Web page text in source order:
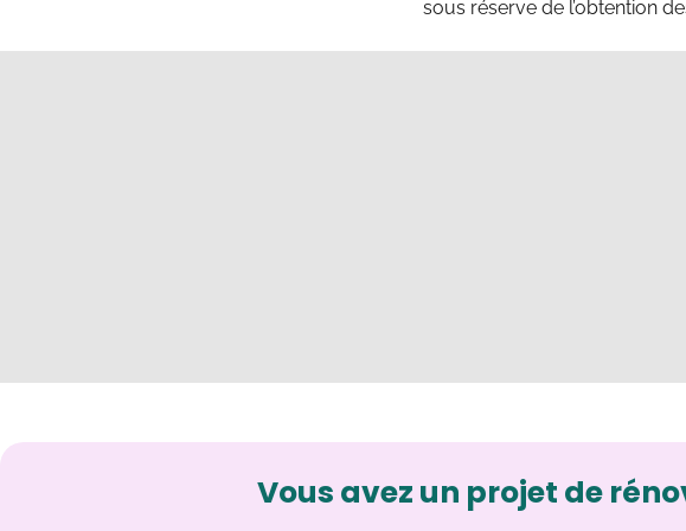
sous réserve de l’obtention
Vous avez un projet de